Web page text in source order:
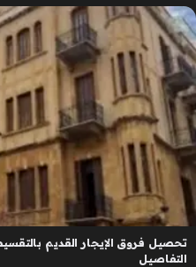
تحصيل فروق الإيجار القديم
التفاصيل